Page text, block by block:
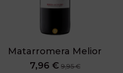
Matarromera Melior
7,96 € 9,95 €